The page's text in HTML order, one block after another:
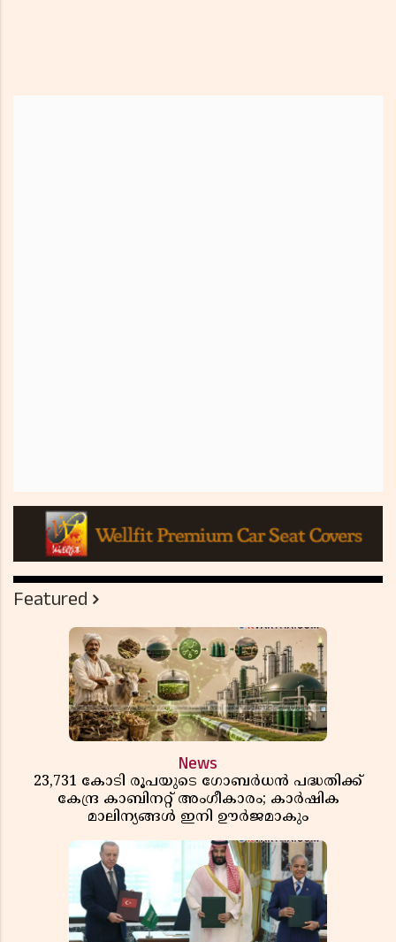
Featured
News
23,731 കോടി രൂപയുടെ ഗോബർധൻ പദ്ധതിക്ക്
കേന്ദ്ര കാബിനറ്റ് അംഗീകാരം; കാർഷിക
മാലിന്യങ്ങൾ ഇനി ഊർജമാകും